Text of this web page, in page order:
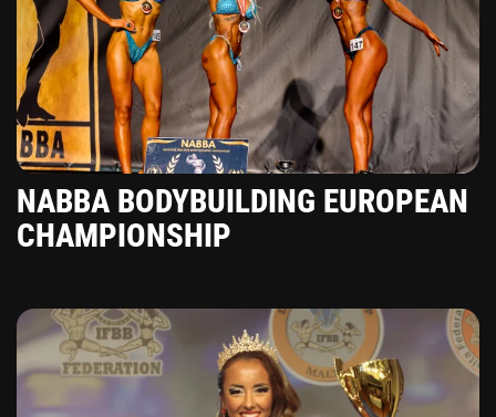
NABBA BODYBUILDING EUROPEAN
CHAMPIONSHIP